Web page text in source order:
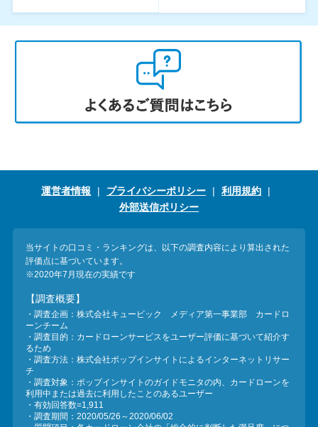
運営者情報 プライバシーポリシー
利用規約
外部送信ポリシー
当サイトの口コミ・ランキングは、以下の調査内容により算出された
評価点に基づいています。
※2020年7月現在の実績です
【調査概要】
・調査企画：株式会社キュービック メディア第一事業部 カードロ
ーンチーム
・調査目的：カードローンサービスをユーザー評価に基づいて紹介す
るため
・調査方法：株式会社ポップインサイトによるインターネットリサー
チ
・調査対象：ポップインサイトのガイドモニタの内、カードローンを
利用中または過去に利用したことのあるユーザー
・有効回答数=1,911
・調査期間：2020/05/26～2020/06/02